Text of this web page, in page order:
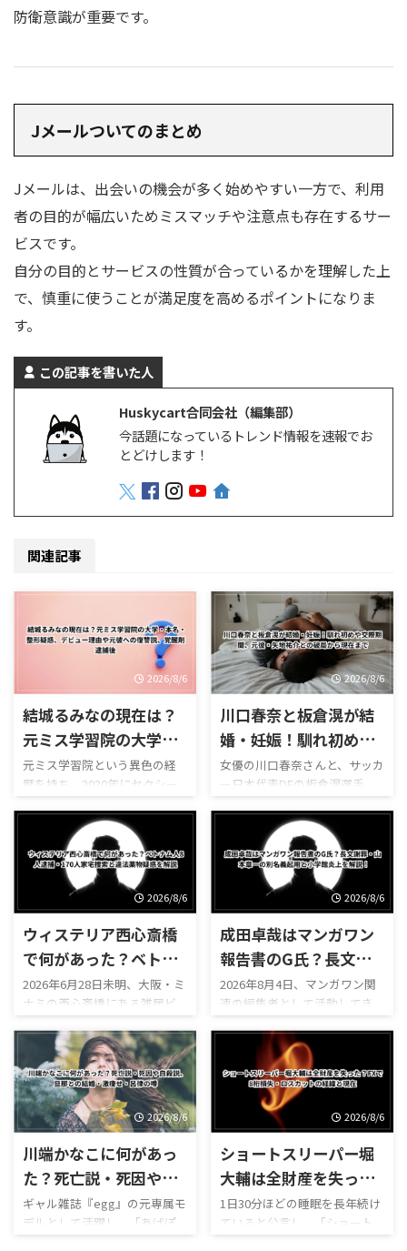
防衛意識が重要です。
Jメールついてのまとめ
Jメールは、出会いの機会が多く始めやすい一方で、利用
者の目的が幅広いためミスマッチや注意点も存在するサー
ビスです。
自分の目的とサービスの性質が合っているかを理解した上
で、慎重に使うことが満足度を高めるポイントになりま
す。
この記事を書いた人
Huskycart合同会社（編集部）
今話題になっているトレンド情報を速報でお
とどけします！
関連記事
2026/8/6
結城るみなの現在は？
元ミス学習院の大学・
本名・整形疑惑、デビ
ュー理由や元彼への復
讐説、覚醒剤逮捕後
元ミス学習院という異色の経
歴を持ち、2020年にセクシー
女優としてデビューして大き
な注目を集めた結城るみなさ
ん。 清楚なミスキャンパス出
身者というイメージと、デビュ
ー後の活動とのギャップか
ら、当時はSNSやニュースサイ
トで広く話題になりました。
一方、結城るみなさんについ
て検索すると、現在も次のよう
ます。 「結城るみなの現在
は？」 「本名は朝倉佳奈子な
の？」 「学習院大学を卒業し
た？それとも中退？」 「大学
時代と顔が違うけど整形し
た？」 「元彼への復讐でデビ
ューしたって本当？」 ...
2026/8/6
川口春奈と板倉滉が結
婚・妊娠！馴れ初めや
交際期間、元彼・矢地
祐介との破局から現在
まで
女優の川口春奈さんと、サッカ
ー日本代表DFの板倉滉選手
が、2026年8月2日に結婚と第1
子妊娠を同時に発表しまし
た。 川口春奈さんはドラマ
『silent』やNHK大河ドラマ
『麒麟がくる』などで知ら
れ、「令和のCM女王」とも呼
ばれる人気女優です。 一方の
板倉滉選手は、オランダの名
門クラブ・アヤックスでプレ
心を担うサッカー選手です。
芸能界とサッカー界を代表す
る2人の結婚に、ネット上では
次のような疑問が相次いでい
ます。 「川口春奈さんと板倉
滉選手はいつから交際してい
た？」 「2人の馴 ...
2026/8/6
ウィステリア西心斎橋
で何があった？ベトナ
ム人8人逮捕・170人家
宅捜索と違法薬物疑惑
を解説
2026年6月28日未明、大阪・ミ
ナミの西心斎橋にある雑居ビ
ル「ウィステリア西心斎橋」
へ、大阪府警の捜査員約170人
が一斉に踏み込みました。 捜
索時にビル内にいた約170人の
大半はベトナム人だったと報
じられ、ベトナム国籍の男女8
人が入管難民法違反などの疑
いで逮捕されています。 さら
に、ビル内から違法薬物の可
能性がある粉末が複数押収さ
れたとされ、ネット上では次
のような疑問が急増しまし
2026/8/6
成田卓哉はマンガワン
報告書のG氏？長文謝
罪・山本章一の別名義
起用と小学館炎上を解
説！
2026年8月4日、マンガワン関
連の編集者として活動してき
た成田卓哉氏が、Xで長文の謝
罪文を公開しました。 成田卓
哉氏は、小学館が公表した第
三者委員会の調査報告書に登
場する「G氏」が自分であると
明かし、漫画家・山本章一氏
をめぐる一連の対応について
謝罪したと報じられています。
ネット上では現在、次のよう
います。 ・成田卓哉氏は何を
したのか・マンガワン報告書
2026/8/6
川端かなこに何があっ
た？死亡説・死因や自
殺説、旦那との結婚・
激痩せ・呂律の噂
ギャル雑誌『egg』の元専属モ
デルとして活躍し、「あげぽ
よ」を広めた人物の一人とし
2026/8/6
ショートスリーパー堀
大輔は全財産を失っ
た？FXで8桁損失・ロ
スカットの経緯と現在
1日30分ほどの睡眠を長年続け
ていると公言し、「ショート
スリーパー」として活動して